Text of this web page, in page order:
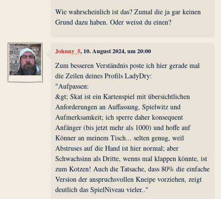
Wie wahrscheinlich ist das? Zumal die ja gar keinen
Grund dazu haben. Oder weisst du einen?
Johnny_5, 10. August 2024, um 20:00
Zum besseren Verständnis poste ich hier gerade mal
die Zeilen deines Profils LadyDry:
"Aufpassen:
&gt; Skat ist ein Kartenspiel mit übersichtlichen
Anforderungen an Auffassung, Spielwitz und
Aufmerksamkeit; ich sperre daher konsequent
Anfänger (bis jetzt mehr als 1000) und hoffe auf
Könner an meinem Tisch... selten genug, weil
Abstruses auf die Hand ist hier normal; aber
Schwachsinn als Dritte, wenns mal klappen könnte, ist
zum Kotzen! Auch die Tatsache, dass 80% die einfache
Version der anspruchsvollen Kneipe vorziehen, zeigt
deutlich das SpielNiveau vieler.."